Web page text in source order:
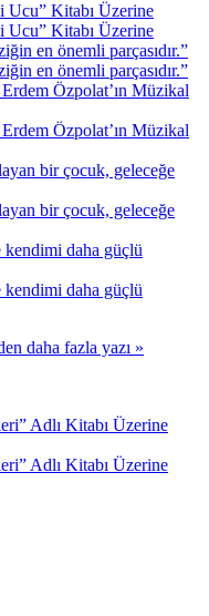
Ucu” Kitabı Üzerine
Ucu” Kitabı Üzerine
en önemli parçasıdır.”
en önemli parçasıdır.”
Özpolat’ın Müzikal
Özpolat’ın Müzikal
bir çocuk, geleceğe
bir çocuk, geleceğe
kendimi daha güçlü
kendimi daha güçlü
daha fazla yazı »
Adlı Kitabı Üzerine
Adlı Kitabı Üzerine